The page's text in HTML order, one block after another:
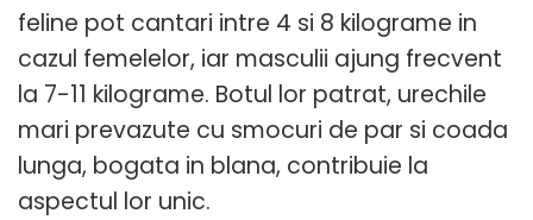
feline pot cantari intre 4 si 8 kilograme in
cazul femelelor, iar masculii ajung frecvent
la 7-11 kilograme. Botul lor patrat, urechile
mari prevazute cu smocuri de par si coada
lunga, bogata in blana, contribuie la
aspectul lor unic.